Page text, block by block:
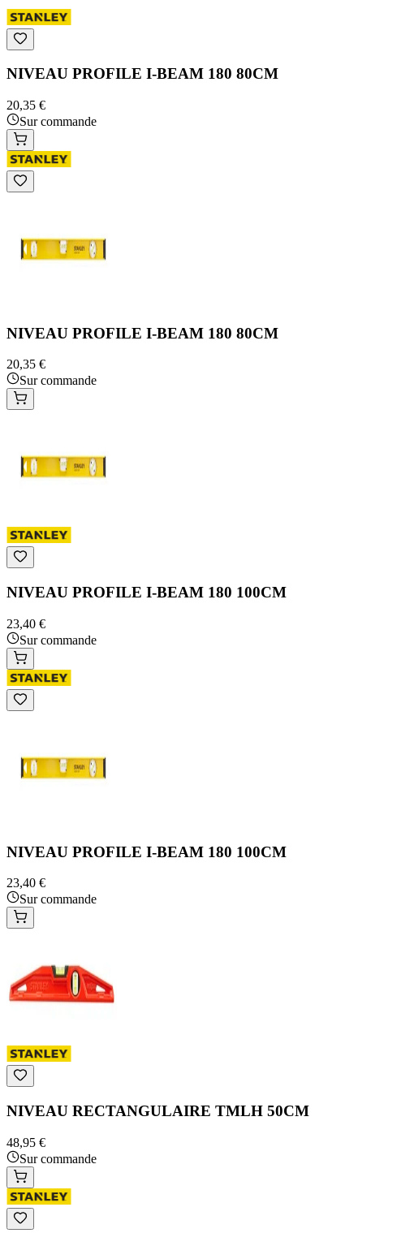
NIVEAU PROFILE I-BEAM 180 80CM
20,35 €
Sur commande
NIVEAU PROFILE I-BEAM 180 80CM
20,35 €
Sur commande
NIVEAU PROFILE I-BEAM 180 100CM
23,40 €
Sur commande
NIVEAU PROFILE I-BEAM 180 100CM
23,40 €
Sur commande
NIVEAU RECTANGULAIRE TMLH 50CM
48,95 €
Sur commande